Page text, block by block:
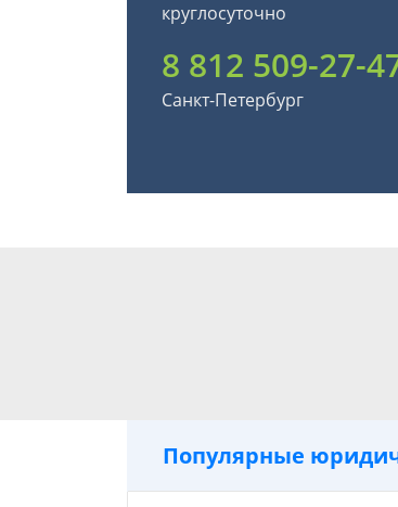
круглосуточно
8 812 509-27-
Санкт-Петербург
Популярные